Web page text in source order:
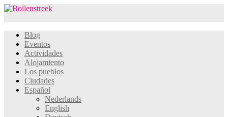
Blog
Eventos
Actividades
Alojamiento
Los pueblos
Ciudades
Español
Nederlands
English